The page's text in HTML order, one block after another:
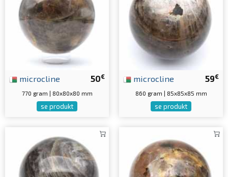
50€
microcline
770 gram | 80x80x80 mm
se produkt
59€
microcline
860 gram | 85x85x85 mm
se produkt